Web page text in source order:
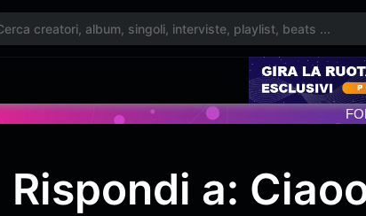
2025
Rispondi a: